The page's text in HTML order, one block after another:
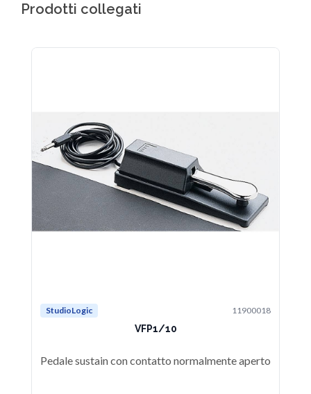
Prodotti collegati
StudioLogic 11900018
VFP1/10
Pedale sustain con contatto normalmente aperto